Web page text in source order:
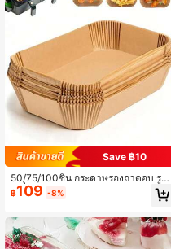
Save ฿10
50/75/100ชิ้น กระดาษรองถาดอบ รูปสี่
เหลี่ยม เหมาะสำหรับอบอาหารเช่นขนม
ปัง มันฝรั่ง ขนมปังปิ้ง พิซซ่า ไก่ทอด ฝรั่
ตาอบแอร์ ทนความร้อน กันน้ำ กันน้ำมั
น
฿109 -8%